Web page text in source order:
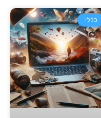
כללי